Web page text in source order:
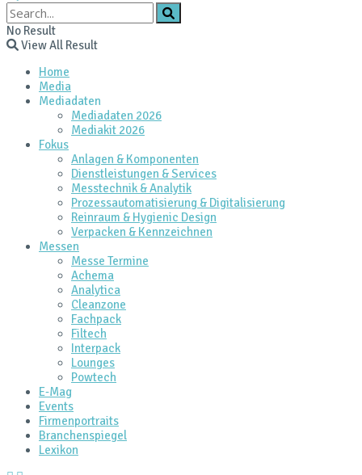
No Result
View All Result
Home
Media
Mediadaten
Mediadaten 2026
Mediakit 2026
Fokus
Anlagen & Komponenten
Dienstleistungen & Services
Messtechnik & Analytik
Prozessautomatisierung & Digitalisierung
Reinraum & Hygienic Design
Verpacken & Kennzeichnen
Messen
Messe Termine
Achema
Analytica
Cleanzone
Fachpack
Filtech
Interpack
Lounges
Powtech
E‑Mag
Events
Firmenportraits
Branchenspiegel
Lexikon